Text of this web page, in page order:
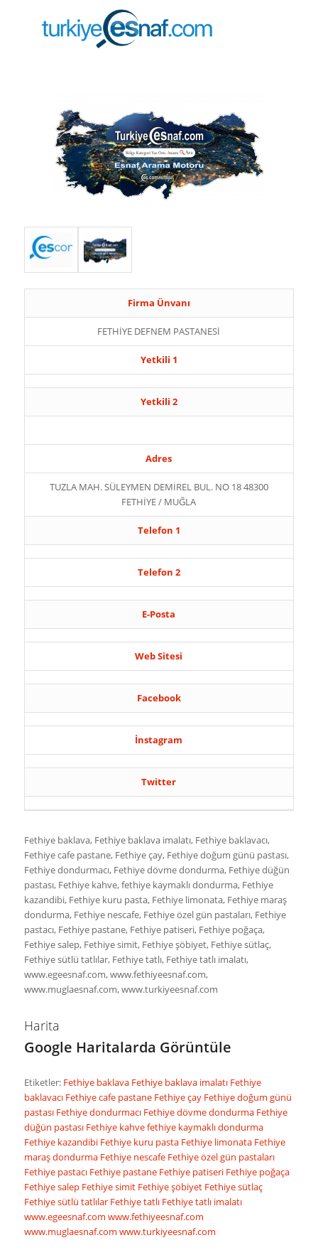
Firma Ünvanı
FETHİYE DEFNEM PASTANESİ
Yetkili 1
Yetkili 2
Adres
TUZLA MAH. SÜLEYMEN DEMİREL BUL. NO 18 48300
FETHİYE / MUĞLA
Telefon 1
Telefon 2
E-Posta
Web Sitesi
Facebook
İnstagram
Twitter
Fethiye baklava, Fethiye baklava imalatı, Fethiye baklavacı,
Fethiye cafe pastane, Fethiye çay, Fethiye doğum günü pastası,
Fethiye dondurmacı, Fethiye dövme dondurma, Fethiye düğün
pastası, Fethiye kahve, fethiye kaymaklı dondurma, Fethiye
kazandibi, Fethiye kuru pasta, Fethiye limonata, Fethiye maraş
dondurma, Fethiye nescafe, Fethiye özel gün pastaları, Fethiye
pastacı, Fethiye pastane, Fethiye patiseri, Fethiye poğaça,
Fethiye salep, Fethiye simit, Fethiye şöbiyet, Fethiye sütlaç,
Fethiye sütlü tatlılar, Fethiye tatlı, Fethiye tatlı imalatı,
www.egeesnaf.com, www.fethiyeesnaf.com,
www.muglaesnaf.com, www.turkiyeesnaf.com
Harita
Google Haritalarda Görüntüle
Etiketler: Fethiye baklava Fethiye baklava imalatı Fethiye
baklavacı Fethiye cafe pastane Fethiye çay Fethiye doğum günü
pastası Fethiye dondurmacı Fethiye dövme dondurma Fethiye
düğün pastası Fethiye kahvefethiye kaymaklı dondurma
Fethiye kazandibi Fethiye kuru pasta Fethiye limonata Fethiye
maraş dondurma Fethiye nescafe Fethiye özel gün pastaları
Fethiye pastacı Fethiye pastane Fethiye patiseri Fethiye poğaça
Fethiye salep Fethiye simit Fethiye şöbiyet Fethiye sütlaç
Fethiye sütlü tatlılar Fethiye tatlı Fethiye tatlı imalatı
www.egeesnaf.com www.fethiyeesnaf.com
www.muglaesnaf.com www.turkiyeesnaf.com